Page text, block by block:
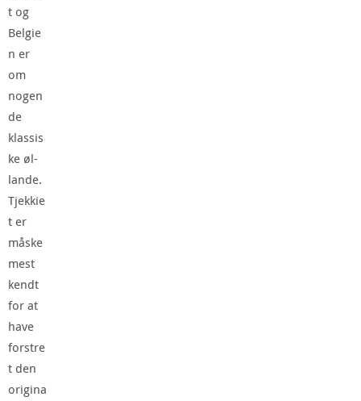
t og
Belgie
n er
om
nogen
de
klassis
ke øl-
lande.
Tjekkie
t er
måske
mest
kendt
for at
have
forstre
t den
origina